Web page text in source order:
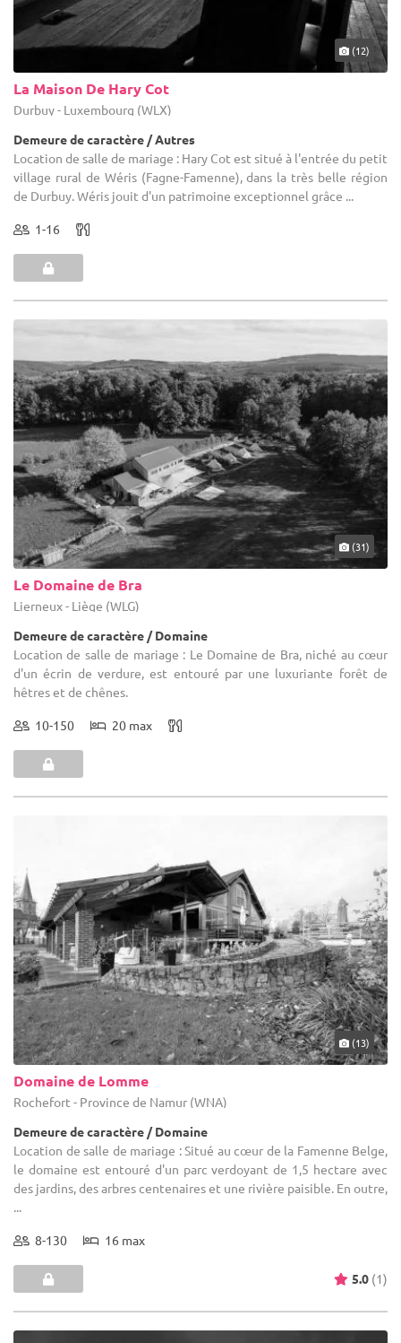
(12)
La Maison De Hary Cot
Durbuy - Luxembourg (WLX)
Demeure de caractère / Autres
Location de salle de mariage : Hary Cot est situé à l'entrée du petit
village rural de Wéris (Fagne-Famenne), dans la très belle région
de Durbuy. Wéris jouit d'un patrimoine exceptionnel grâce ...
1-16
(31)
Le Domaine de Bra
Lierneux - Liège (WLG)
Demeure de caractère / Domaine
Location de salle de mariage : Le Domaine de Bra, niché au cœur
d'un écrin de verdure, est entouré par une luxuriante forêt de
hêtres et de chênes.
10-150 20 max
(13)
Domaine de Lomme
Rochefort - Province de Namur (WNA)
Demeure de caractère / Domaine
Location de salle de mariage : Situé au cœur de la Famenne Belge,
le domaine est entouré d'un parc verdoyant de 1,5 hectare avec
des jardins, des arbres centenaires et une rivière paisible. En outre,
...
8-130 16 max
5.0 (1)